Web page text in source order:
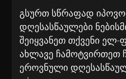
გსურთ სწრაფად
დღესასწაულები
შეიყვანეთ თქვენი
ახლავე ჩამოტვირთეთ
ეროვნული